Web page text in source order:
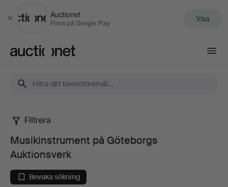
Stäng
Auctionet
Finns på Google Play Visa
Musikinstrument
på
Göteborgs
Filtrera
Musikinstrument på Göteborgs
Auktionsverk
Bevaka sökning